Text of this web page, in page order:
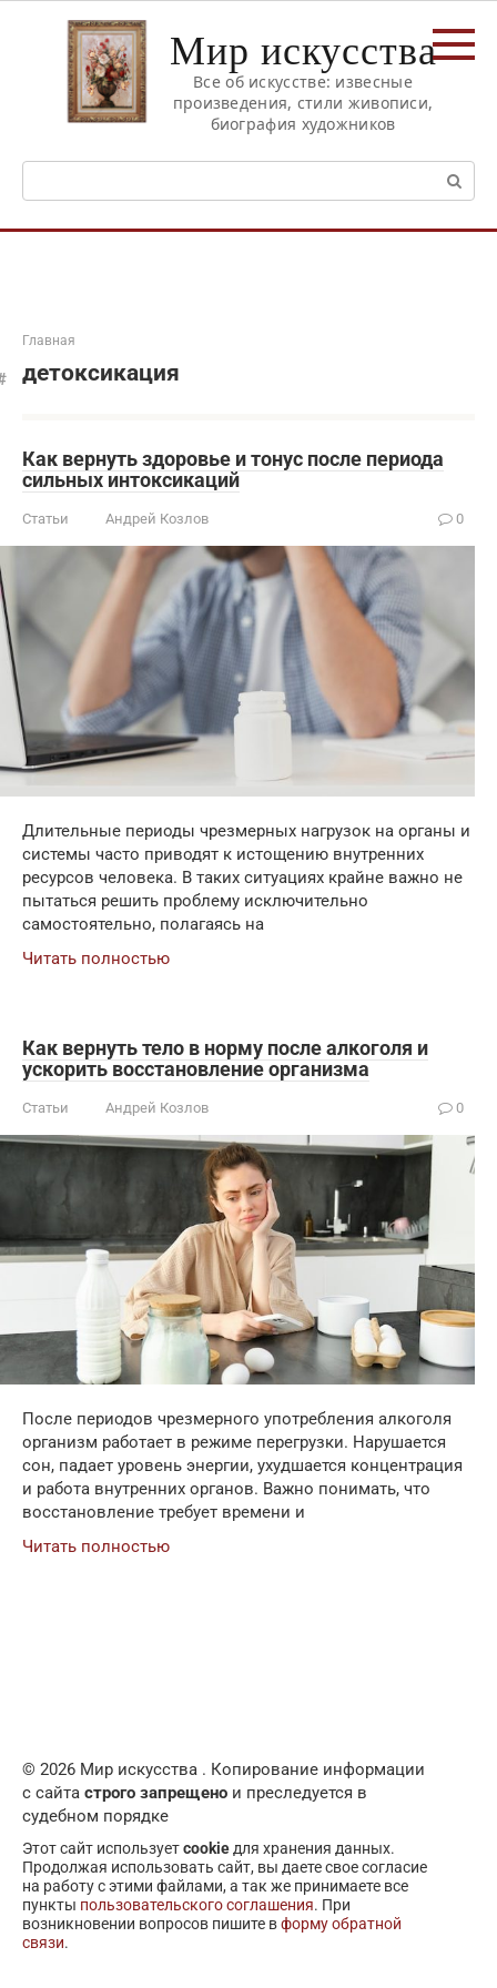
Мир искусства
Все об искусстве: извесные
произведения, стили живописи,
биография художников
Поиск:
Главная
детоксикация
Как вернуть здоровье и тонус после периода
сильных интоксикаций
Статьи Андрей Козлов 0
Длительные периоды чрезмерных нагрузок на органы и
системы часто приводят к истощению внутренних
ресурсов человека. В таких ситуациях крайне важно не
пытаться решить проблему исключительно
самостоятельно, полагаясь на
Читать полностью
Как вернуть тело в норму после алкоголя и
ускорить восстановление организма
Статьи Андрей Козлов 0
После периодов чрезмерного употребления алкоголя
организм работает в режиме перегрузки. Нарушается
сон, падает уровень энергии, ухудшается концентрация
и работа внутренних органов. Важно понимать, что
восстановление требует времени и
Читать полностью
© 2026 Мир искусства . Копирование информации
с сайта строго запрещено и преследуется в
судебном порядке
Этот сайт используетcookieдля хранения данных.
Продолжая использовать сайт, вы даете свое согласие
на работу с этими файлами, а так же принимаете все
пункты пользовательского соглашения. При
возникновении вопросов пишите вформу обратной
связи.